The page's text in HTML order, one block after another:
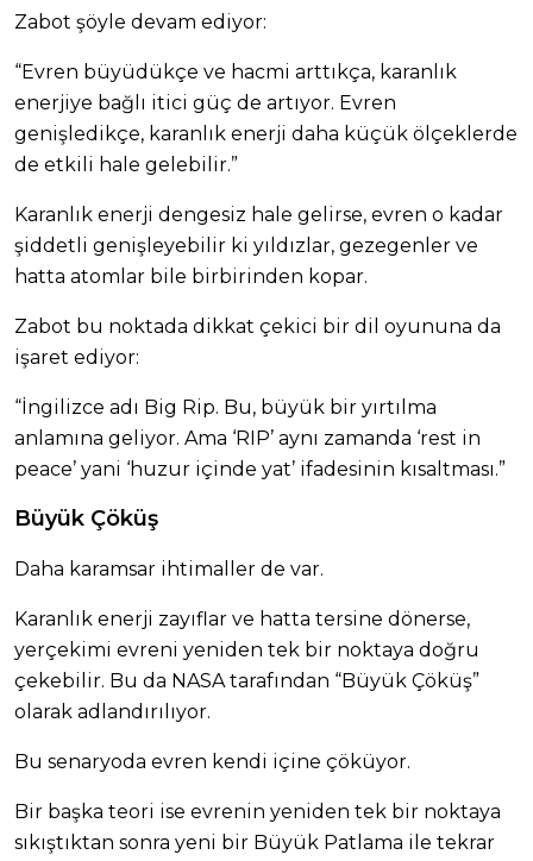
Zabot şöyle devam ediyor:
“Evren büyüdükçe ve hacmi arttıkça, karanlık
enerjiye bağlı itici güç de artıyor. Evren
genişledikçe, karanlık enerji daha küçük ölçeklerde
de etkili hale gelebilir.”
Karanlık enerji dengesiz hale gelirse, evren o kadar
şiddetli genişleyebilir ki yıldızlar, gezegenler ve
hatta atomlar bile birbirinden kopar.
Zabot bu noktada dikkat çekici bir dil oyununa da
işaret ediyor:
“İngilizce adı Big Rip. Bu, büyük bir yırtılma
anlamına geliyor. Ama ‘RIP’ aynı zamanda ‘rest in
peace’ yani ‘huzur içinde yat’ ifadesinin kısaltması.”
Büyük Çöküş
Daha karamsar ihtimaller de var.
Karanlık enerji zayıflar ve hatta tersine dönerse,
yerçekimi evreni yeniden tek bir noktaya doğru
çekebilir. Bu da NASA tarafından “Büyük Çöküş”
olarak adlandırılıyor.
Bu senaryoda evren kendi içine çöküyor.
Bir başka teori ise evrenin yeniden tek bir noktaya
sıkıştıktan sonra yeni bir Büyük Patlama ile tekrar